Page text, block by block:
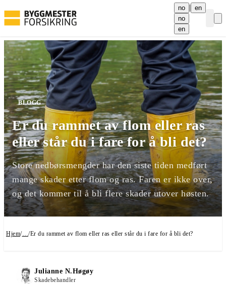
no | en
no
en
BLOGG
Er du rammet av flom eller ras
eller står du i fare for å bli det?
Store nedbørsmengder har den siste tiden medført
mange skader etter flom og ras. Faren er ikke over,
og det kommer til å bli flere skader utover høsten.
Hjem/…/Er du rammet av flom eller ras eller står du i fare for å bli det?
Julianne N.Høgøy
Skadebehandler